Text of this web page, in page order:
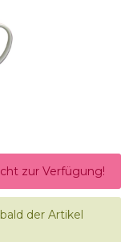
zur Verfügung!
der Artikel